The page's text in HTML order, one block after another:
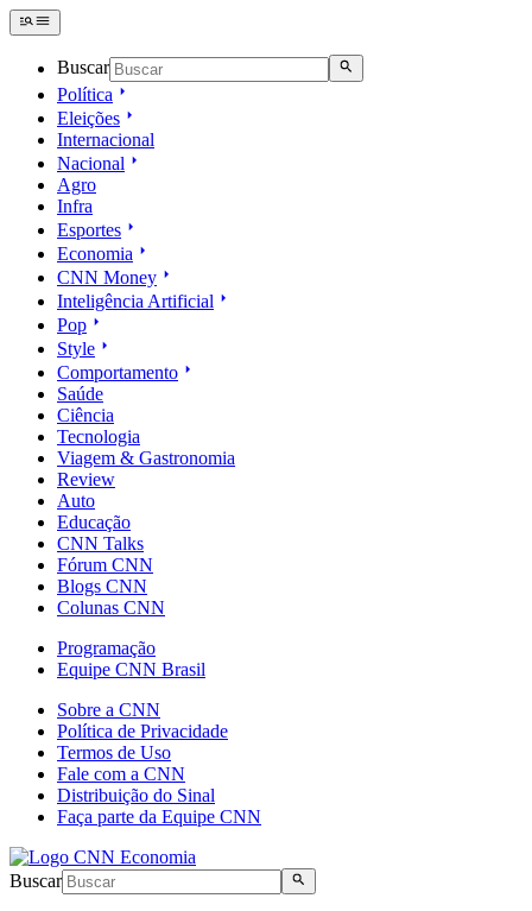
Buscar
Política
Eleições
Internacional
Nacional
Agro
Infra
Esportes
Economia
CNN Money
Inteligência Artificial
Pop
Style
Comportamento
Saúde
Ciência
Tecnologia
Viagem & Gastronomia
Review
Auto
Educação
CNN Talks
Fórum CNN
Blogs CNN
Colunas CNN
Programação
Equipe CNN Brasil
Sobre a CNN
Política de Privacidade
Termos de Uso
Fale com a CNN
Distribuição do Sinal
Faça parte da Equipe CNN
Buscar